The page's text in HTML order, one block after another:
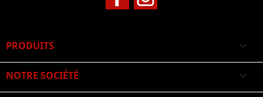
PRODUITS 
NOTRE SOCIÉTÉ 